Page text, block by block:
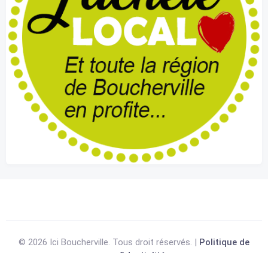
© 2026 Ici Boucherville. Tous droit réservés. | Politique de